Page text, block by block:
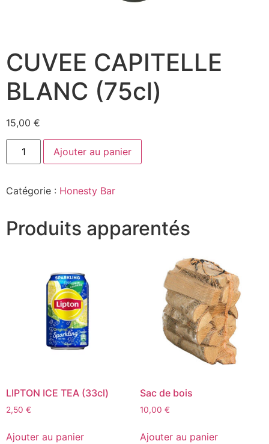
CUVEE CAPITELLE
BLANC (75cl)
15,00 €
Ajouter au panier
Catégorie : Honesty Bar
Produits apparentés
LIPTON ICE TEA (33cl)
2,50 €
Ajouter au panier
Sac de bois
10,00 €
Ajouter au panier